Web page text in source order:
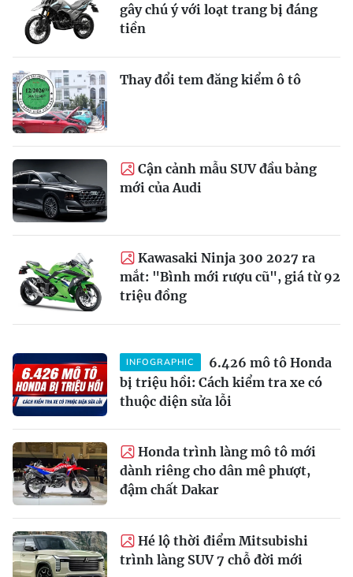
gây chú ý với loạt trang bị đáng
tiền
Thay đổi tem đăng kiểm ô tô
Cận cảnh mẫu SUV đầu bảng
mới của Audi
Kawasaki Ninja 300 2027 ra
mắt: "Bình mới rượu cũ", giá từ 92
triệu đồng
INFOGRAPHIC
6.426 mô tô Honda
bị triệu hồi: Cách kiểm tra xe có
thuộc diện sửa lỗi
Honda trình làng mô tô mới
dành riêng cho dân mê phượt,
đậm chất Dakar
Hé lộ thời điểm Mitsubishi
trình làng SUV 7 chỗ đời mới